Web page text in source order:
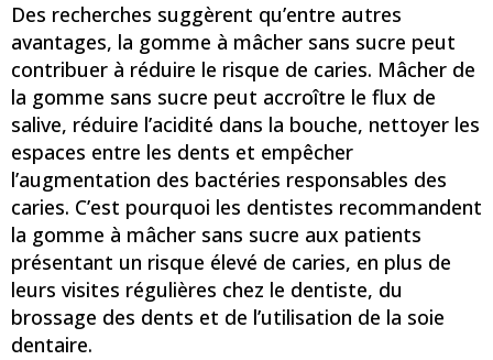
Des recherches suggèrent qu’entre autres
avantages, la gomme à mâcher sans sucre peut
contribuer à réduire le risque de caries. Mâcher de
la gomme sans sucre peut accroître le flux de
salive, réduire l’acidité dans la bouche, nettoyer les
espaces entre les dents et empêcher
l’augmentation des bactéries responsables des
caries. C’est pourquoi les dentistes recommandent
la gomme à mâcher sans sucre aux patients
présentant un risque élevé de caries, en plus de
leurs visites régulières chez le dentiste, du
brossage des dents et de l’utilisation de la soie
dentaire.